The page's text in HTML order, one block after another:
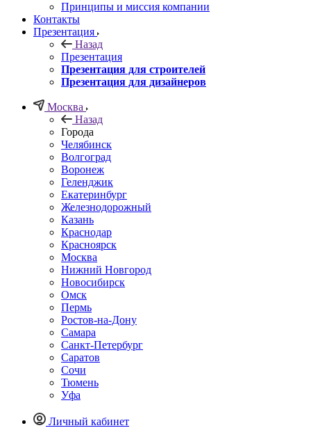
Принципы и миссия компании
Контакты
Презентация
Назад
Презентация
Презентация для строителей
Презентация для дизайнеров
Москва
Назад
Города
Челябинск
Волгоград
Воронеж
Геленджик
Екатеринбург
Железнодорожный
Казань
Краснодар
Красноярск
Москва
Нижний Новгород
Новосибирск
Омск
Пермь
Ростов-на-Дону
Самара
Санкт-Петербург
Саратов
Сочи
Тюмень
Уфа
Личный кабинет